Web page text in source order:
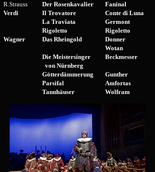
R.Strauss
Verdi
Wagner
Der Rosenkavalier
Il Trovatore
La Traviata
Rigoletto
Das Rheingold
Die Meistersinger
von Nürnberg
Götterdämmerung
Parsifal
Tannhäuser
Faninal
Conte di Luna
Germont
Rigoletto
Donner
Wotan
Beckmesser
Gunther
Amfortas
Wolfram